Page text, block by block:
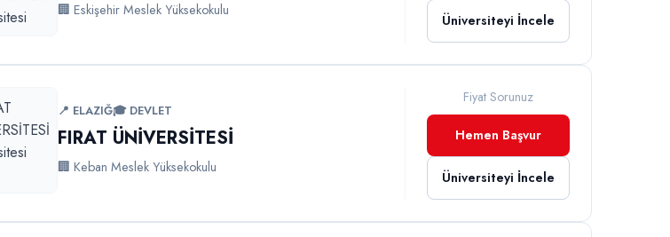
🏢 Eskişehir Meslek Yüksekokulu
Üniversiteyi İncele
📍 ELAZIĞ🎓 DEVLET
FIRAT ÜNİVERSİTESİ
🏢 Keban Meslek Yüksekokulu
Fiyat Sorunuz
Hemen Başvur
Üniversiteyi İncele